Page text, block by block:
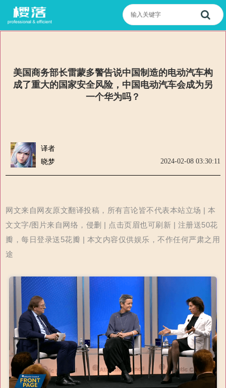
美国商务部长雷蒙多警告说中国制造的电动汽车构
成了重大的国家安全风险，中国电动汽车会成为另
一个华为吗？
译者
晓梦
2024-02-08 03:30:11
网文来自网友原文翻译投稿，所有言论皆不代表本站立场 | 本
文文字/图片来自网络，侵删 | 点击页眉也可刷新 | 注册送50花
瓣，每日登录送5花瓣 | 本文内容仅供娱乐，不作任何严肃之用
途